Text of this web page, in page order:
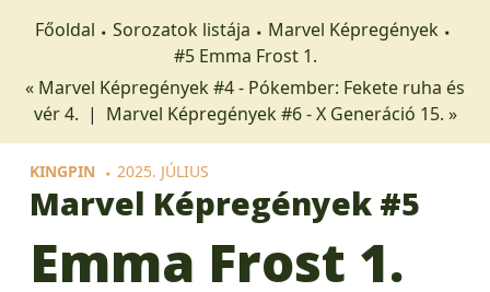
Főoldal Sorozatok listája
Marvel Képregények
#5 Emma Frost 1.
« Marvel Képregények #4 - Pókember: Fekete ruha és
vér 4. | Marvel Képregények #6 - X Generáció 15. »
KINGPIN 2025. JÚLIUS
Marvel Képregények #5
Emma Frost 1.